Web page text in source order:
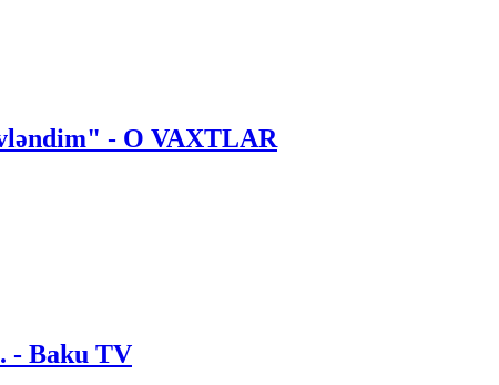
- O VAXTLAR
- Baku TV